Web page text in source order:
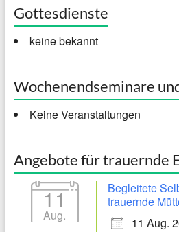
Gottesdienste
keine bekannt
Wochenendseminare
Keine Veranstaltungen
Angebote für trauernde
11
Aug.
Begleitete
trauernde
11 Aug.